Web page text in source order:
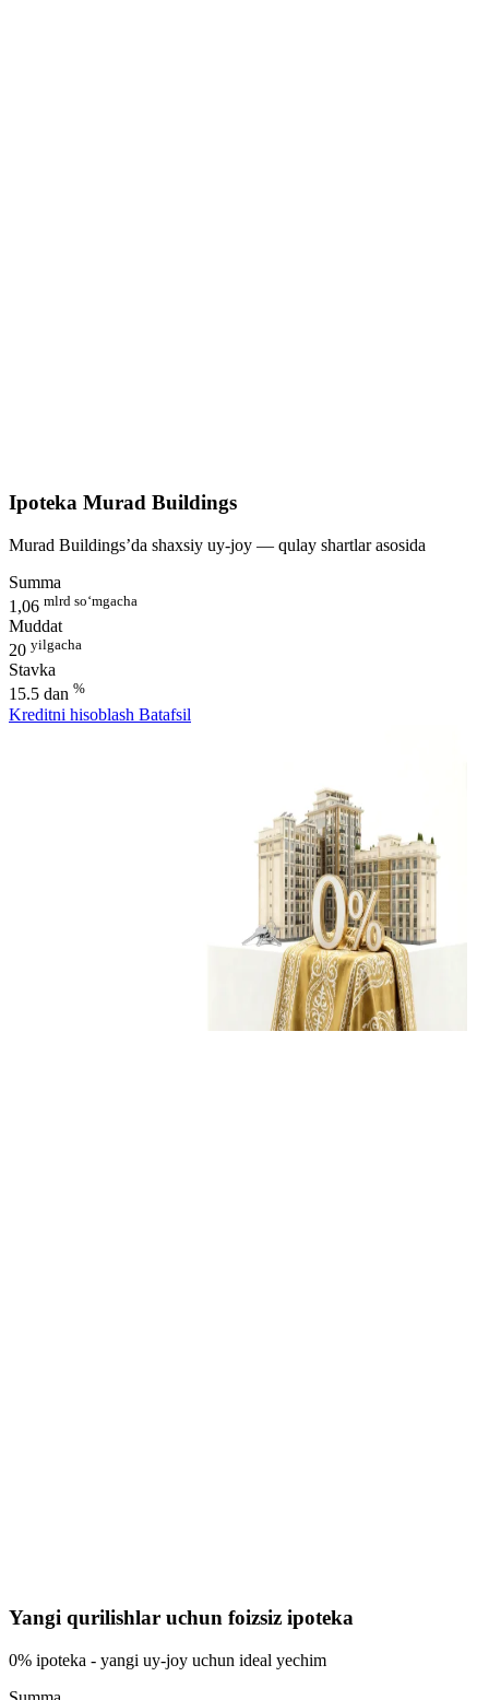
Ipoteka Murad Buildings
Murad Buildings’da shaxsiy uy-joy — qulay shartlar asosida
Summa
1,06 mlrd so‘mgacha
Muddat
20 yilgacha
Stavka
15.5 dan %
Kreditni hisoblash Batafsil
Yangi qurilishlar uchun foizsiz ipoteka
0% ipoteka - yangi uy-joy uchun ideal yechim